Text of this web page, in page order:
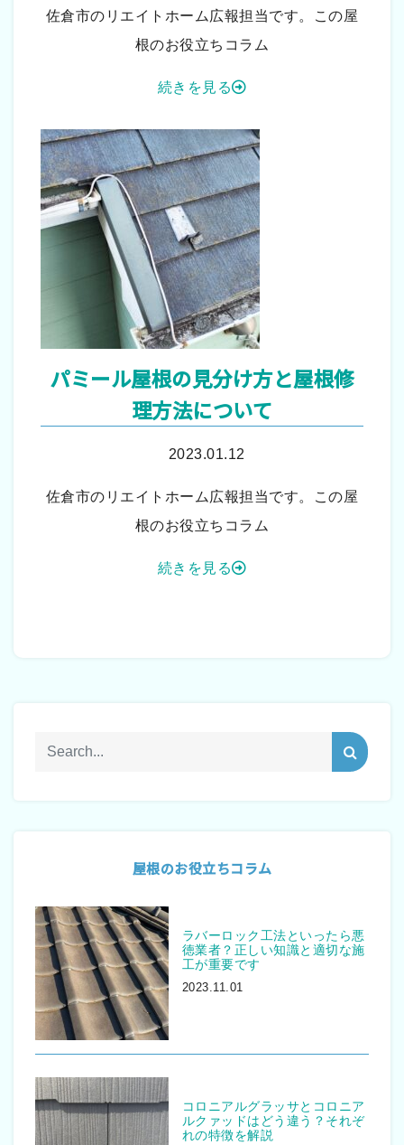
佐倉市のリエイトホーム広報担当です。この屋
根のお役立ちコラム
続きを見る
パミール屋根の見分け方と屋根修
理方法について
2023.01.12
佐倉市のリエイトホーム広報担当です。この屋
根のお役立ちコラム
続きを見る
屋根のお役立ちコラム
ラバーロック工法といったら悪
徳業者？正しい知識と適切な施
工が重要です
2023.11.01
コロニアルグラッサとコロニア
ルクァッドはどう違う？それぞ
れの特徴を解説